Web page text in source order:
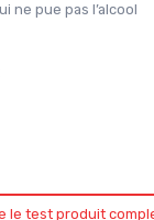
ne pue pas l’alcool
le test produit